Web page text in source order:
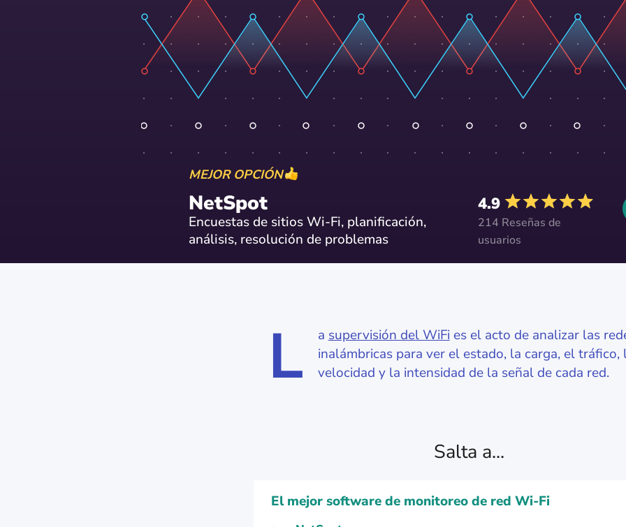
MEJOR OPCIÓN
NetSpot
Encuestas de sitios Wi-Fi, planificación,
análisis, resolución de problemas
4.9
214 Reseñas de
usuarios
L a supervisión del WiFies el acto de analizar las
inalámbricas para ver el estado, la carga, el tráfico,
velocidad y la intensidad de la señal de cada red.
Salta a...
El mejor software de monitoreo de red Wi-Fi